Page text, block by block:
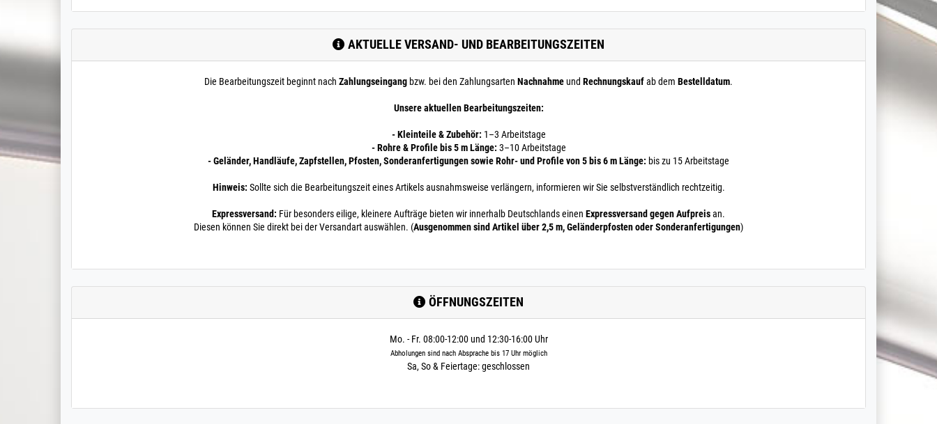
AKTUELLE VERSAND- UND BEARBEITUNGSZEITEN
Die Bearbeitungszeit beginnt nach Zahlungseingangbzw. bei den Zahlungsarten Nachnahmeund Rechnungskaufab dem Bestelldatum.
Unsere aktuellen Bearbeitungszeiten:
- Kleinteile & Zubehör: 1–3 Arbeitstage
- Rohre & Profile bis 5 m Länge: 3–10 Arbeitstage
- Geländer, Handläufe, Zapfstellen, Pfosten, Sonderanfertigungen sowie Rohr- und Profile von 5 bis 6 m Länge: bis zu 15 Arbeitstage
Hinweis: Sollte sich die Bearbeitungszeit eines Artikels ausnahmsweise verlängern, informieren wir Sie selbstverständlich rechtzeitig.
Expressversand: Für besonders eilige, kleinere Aufträge bieten wir innerhalb Deutschlands einen Expressversand gegen Aufpreisan.
Diesen können Sie direkt bei der Versandart auswählen. (Ausgenommen sind Artikel über 2,5 m, Geländerpfosten oder Sonderanfertigungen)
ÖFFNUNGSZEITEN
Mo. - Fr. 08:00-12:00 und 12:30-16:00 Uhr
Abholungen sind nach Absprache bis 17 Uhr möglich
Sa, So & Feiertage: geschlossen